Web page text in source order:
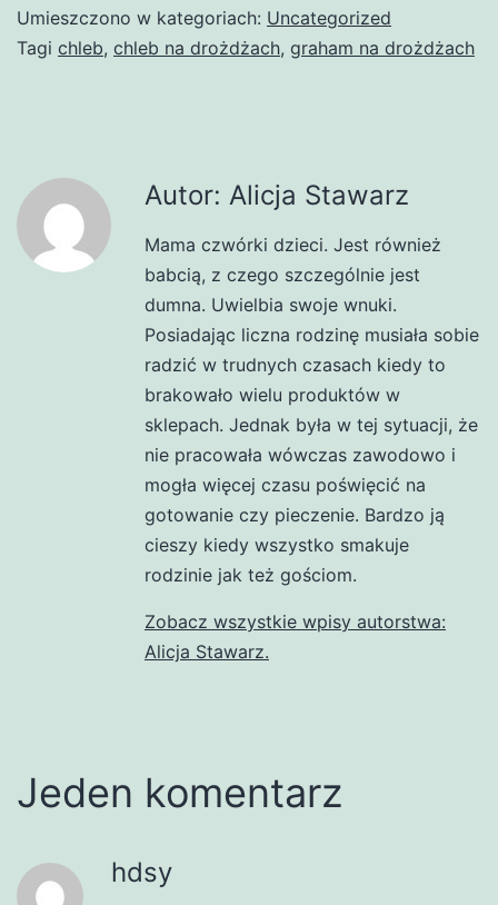
Umieszczono w kategoriach: Uncategorized
Tagi chleb, chleb na drożdżach, graham na drożdżach
Autor: Alicja Stawarz
Mama czwórki dzieci. Jest również
babcią, z czego szczególnie jest
dumna. Uwielbia swoje wnuki.
Posiadając liczna rodzinę musiała sobie
radzić w trudnych czasach kiedy to
brakowało wielu produktów w
sklepach. Jednak była w tej sytuacji, że
nie pracowała wówczas zawodowo i
mogła więcej czasu poświęcić na
gotowanie czy pieczenie. Bardzo ją
cieszy kiedy wszystko smakuje
rodzinie jak też gościom.
Zobacz wszystkie wpisy autorstwa:
Alicja Stawarz.
Jeden komentarz
hdsy